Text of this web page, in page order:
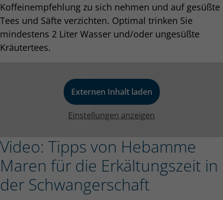
Koffeinempfehlung zu sich nehmen und auf gesüßte
Tees und Säfte verzichten. Optimal trinken Sie
mindestens 2 Liter Wasser und/oder ungesüßte
Kräutertees.
Externen Inhalt laden
Einstellungen anzeigen
Video: Tipps von Hebamme
Maren für die Erkältungszeit in
der Schwangerschaft